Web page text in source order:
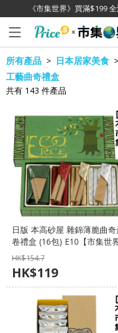
《市集世界》買滿$199
已加入購物車
所有產品 > 日本居家美食 >
工藝曲奇禮盒
共有 143 件產品
日版 本高砂屋 雜錦薄脆曲奇
卷禮盒 (16包) E10【市集世
日本市集】
HK$154.7
HK$119